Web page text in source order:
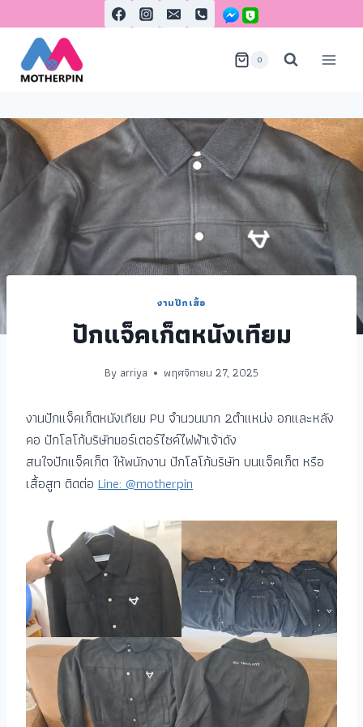
0
งานปักเสื้อ
ปักแจ็คเก็ตหนังเทียม
By arriya พฤศจิกายน 27, 2025
งานปักแจ็คเก็ตหนังเทียม PU จำนวนมาก 2ตำแหน่ง อกและหลัง
คอ ปักโลโก้บริษัทมอร์เตอร์ไซค์ไฟฟ้าเจ้าดัง
สนใจปักแจ็คเก็ต ให้พนักงาน ปักโลโก้บริษัท บนแจ็คเก็ต หรือ
เสื้อสูท ติดต่อ Line: @motherpin